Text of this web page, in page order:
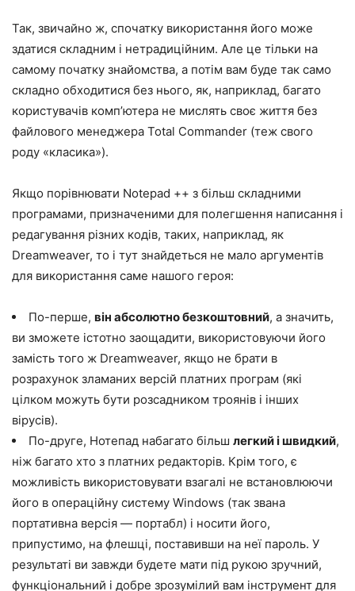
Так, звичайно ж, спочатку використання його може
здатися складним і нетрадиційним. Але це тільки на
самому початку знайомства, а потім вам буде так само
складно обходитися без нього, як, наприклад, багато
користувачів комп’ютера не мислять своє життя без
файлового менеджера Total Commander (теж свого
роду «класика»).
Якщо порівнювати Notepad ++ з більш складними
програмами, призначеними для полегшення написання і
редагування різних кодів, таких, наприклад, як
Dreamweaver, то і тут знайдеться не мало аргументів
для використання саме нашого героя:
По-перше, він абсолютно безкоштовний, а значить,
ви зможете істотно заощадити, використовуючи його
замість того ж Dreamweaver, якщо не брати в
розрахунок зламаних версій платних програм (які
цілком можуть бути розсадником троянів і інших
вірусів).
По-друге, Нотепад набагато більш легкий і швидкий,
ніж багато хто з платних редакторів. Крім того, є
можливість використовувати взагалі не встановлюючи
його в операційну систему Windows (так звана
портативна версія — портабл) і носити його,
припустимо, на флешці, поставивши на неї пароль. У
результаті ви завжди будете мати під рукою зручний,
функціональний і добре зрозумілий вам інструмент для